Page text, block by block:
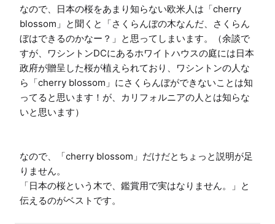
なので、日本の桜をあまり知らない欧米人は「cherry
blossom」と聞くと「さくらんぼの木なんだ、さくらん
ぼはできるのかなー？」と思ってしまいます。（余談で
すが、ワシントンDCにあるホワイトハウスの庭には日本
政府が贈呈した桜が植えられており、ワシントンの人な
ら「cherry blossom」にさくらんぼができないことは知
ってると思います！が、カリフォルニアの人とは知らな
いと思います）
なので、「cherry blossom」だけだとちょっと説明が足
りません。
「日本の桜という木で、鑑賞用で実はなりません。」と
伝えるのがベストです。